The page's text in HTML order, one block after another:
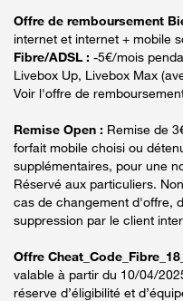
Offre de remboursement
internet et internet + mobile
Fibre/ADSL : -5€/mois
Livebox Up, Livebox Max
Voir l'offre de
Remise Open : Remise de
forfait mobile choisi ou
supplémentaires, pour une
Réservé aux particuliers.
cas de changement d'offre,
suppression par le client
Offre
valable à partir du 10/04/
réserve d’éligibilité et